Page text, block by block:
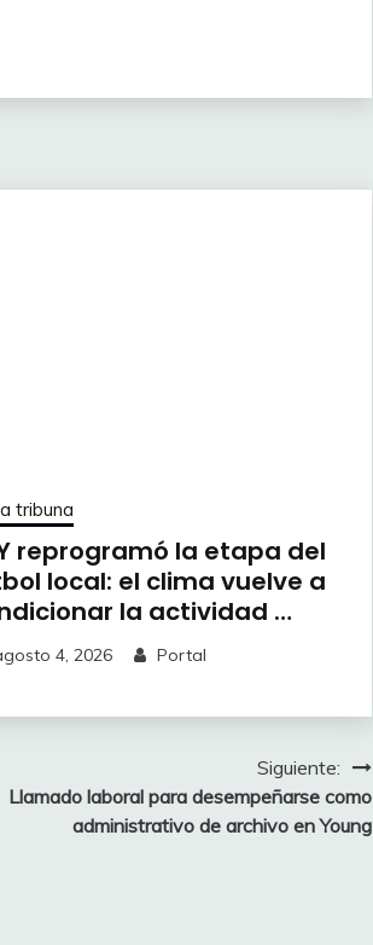
tribuna
reprogramó la etapa del
local: el clima vuelve a
la actividad …
4, 2026 Portal
Siguiente:
Llamado laboral para desempeñarse como
administrativo de archivo en Young